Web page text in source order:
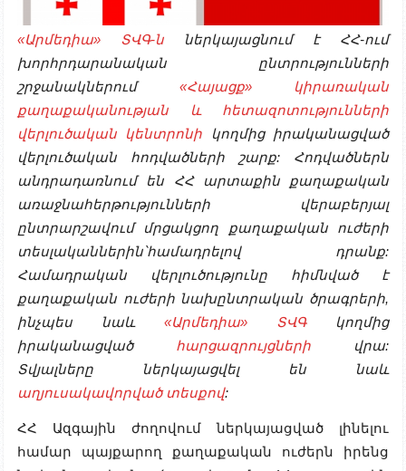
«Արմեդիա» ՏՎԳ-ն ներկայացնում է ՀՀ-ում
խորհրդարանական ընտրությունների
շրջանակներում «Հայացք» կիրառական
քաղաքականության և հետազոտությունների
վերլուծական կենտրոնի կողմից իրականացված
վերլուծական հոդվածների շարք: Հոդվածներն
անդրադառնում են ՀՀ արտաքին քաղաքական
առաջնահերթությունների վերաբերյալ
ընտրարշավում մրցակցող քաղաքական ուժերի
տեսլականներին՝համադրելով դրանք:
Համադրական վերլուծությունը հիմնված է
քաղաքական ուժերի նախընտրական ծրագրերի,
ինչպես նաև «Արմեդիա» ՏՎԳկողմից
իրականացված հարցազրույցների
վրա:
Տվյալները ներկայացվել են նաև
աղյուսակավորված տեսքով:
ՀՀ Ազգային ժողովում ներկայացված լինելու
համար պայքարող քաղաքական ուժերն իրենց